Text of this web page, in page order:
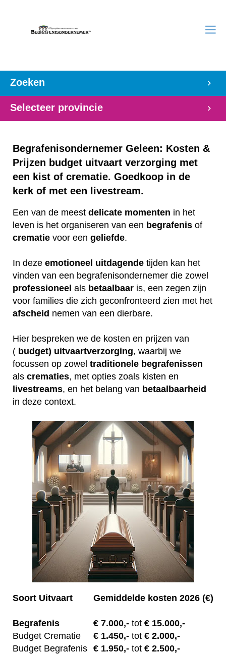
Zoeken
Selecteer provincie
Begrafenisondernemer Geleen: Kosten &
Prijzen budget uitvaart verzorging met
een kist of crematie. Goedkoop in de
kerk of met een livestream.
Een van de meest delicate momenten in het
leven is het organiseren van een begrafenis of
crematie voor een geliefde.
In deze emotioneel uitdagende tijden kan het
vinden van een begrafenisondernemer die zowel
professioneel als betaalbaar is, een zegen zijn
voor families die zich geconfronteerd zien met het
afscheid nemen van een dierbare.
Hier bespreken we de kosten en prijzen van
( budget) uitvaartverzorging, waarbij we
focussen op zowel traditionele begrafenissen
als crematies, met opties zoals kisten en
livestreams, en het belang van betaalbaarheid
in deze context.
Soort Uitvaart Gemiddelde kosten 2026 (€)
Begrafenis € 7.000,- tot € 15.000,-
Budget Crematie
€ 1.450,- tot € 2.000,-
Budget Begrafenis € 1.950,- tot € 2.500,-